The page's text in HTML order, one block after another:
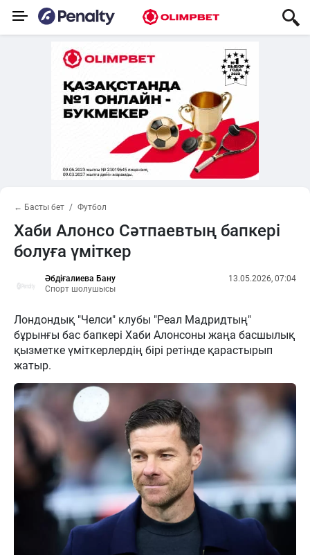
← Басты бет Футбол
Хаби Алонсо Сәтпаевтың бапкері
болуға үміткер
Әбдіғалиева Бану
Спорт шолушысы
13.05.2026, 07:04
Лондондық "Челси" клубы "Реал Мадридтың"
бұрынғы бас бапкері Хаби Алонсоны жаңа басшылық
қызметке үміткерлердің бірі ретінде қарастырып
жатыр.